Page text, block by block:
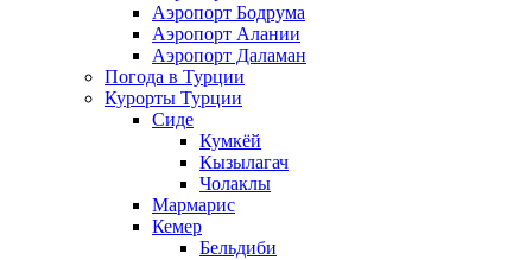
Аэропорт Бодрума
Аэропорт Алании
Аэропорт Даламан
Погода в Турции
Курорты Турции
Сиде
Кумкёй
Кызылагач
Чолаклы
Мармарис
Кемер
Бельдиби